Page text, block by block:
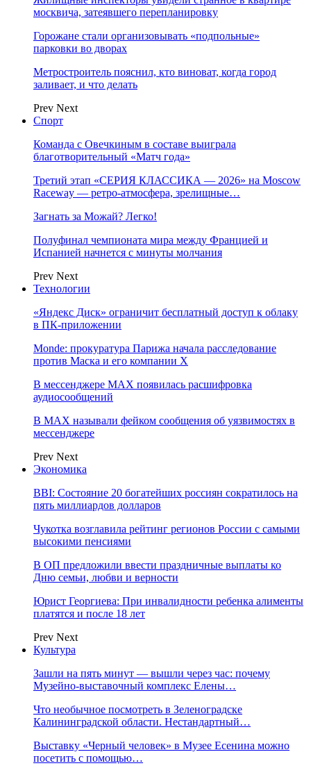
москвича, затеявшего перепланировку
Горожане стали организовывать «подпольные»
парковки во дворах
Метростроитель пояснил, кто виноват, когда город
заливает, и что делать
Prev Next
Спорт
Команда с Овечкиным в составе выиграла
благотворительный «Матч года»
Третий этап «СЕРИЯ КЛАССИКА — 2026» на Moscow
Raceway — ретро‑атмосфера, зрелищные…
Загнать за Можай? Легко!
Полуфинал чемпионата мира между Францией и
Испанией начнется с минуты молчания
Prev Next
Технологии
«Яндекс Диск» ограничит бесплатный доступ к облаку
в ПК-приложении
Monde: прокуратура Парижа начала расследование
против Маска и его компании X
В мессенджере MAX появилась расшифровка
аудиосообщений
В МAX называли фейком сообщения об уязвимостях в
мессенджере
Prev Next
Экономика
BBI: Состояние 20 богатейших россиян сократилось на
пять миллиардов долларов
Чукотка возглавила рейтинг регионов России с самыми
высокими пенсиями
В ОП предложили ввести праздничные выплаты ко
Дню семьи, любви и верности
Юрист Георгиева: При инвалидности ребенка алименты
платятся и после 18 лет
Prev Next
Культура
Зашли на пять минут — вышли через час: почему
Музейно-выставочный комплекс Елены…
Что необычное посмотреть в Зеленоградске
Калининградской области. Нестандартный…
Выставку «Черный человек» в Музее Есенина можно
посетить с помощью…